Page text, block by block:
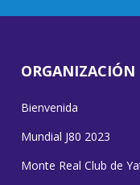
ORGANIZACIÓN
Bienvenida
Mundial J80 2023
Monte Real Club de